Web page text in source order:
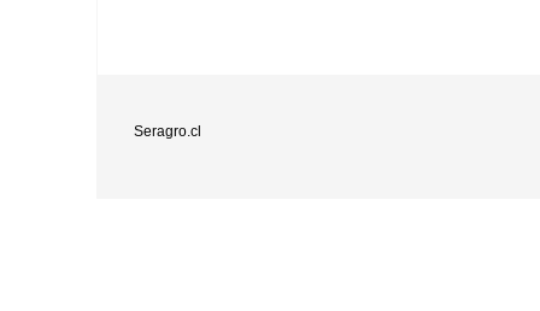
Seragro.cl